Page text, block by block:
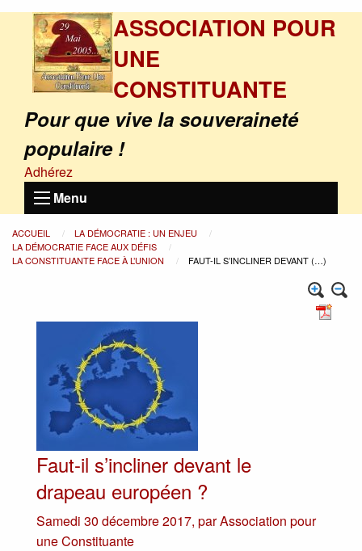
ASSOCIATION POUR
UNE
CONSTITUANTE
Pour que vive la souveraineté
populaire !
Adhérez
Menu
ACCUEIL
LA DÉMOCRATIE : UN ENJEU
LA DÉMOCRATIE FACE AUX DÉFIS
LA CONSTITUANTE FACE À L’UNION
FAUT-IL S’INCLINER DEVANT (…)
Faut-il s’incliner devant le
drapeau européen ?
Samedi 30 décembre 2017, parAssociation pour
une Constituante